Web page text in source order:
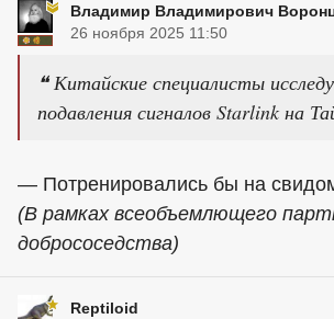
Владимир Владимирович
26 ноября 2025 11:50
❝ Китайские специалисты
подавления сигналов Starlink на
— Потренировались бы на
(В рамках всеобъемлющего
добрососедства)
Reptiloid